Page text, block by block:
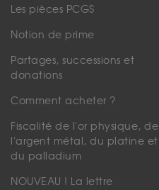
Les pièces PCGS
Notion de prime
Partages, successions et
donations
Comment acheter ?
Fiscalité de l'or physique, de
l'argent métal, du platine et
du palladium
NOUVEAU ! La lettre